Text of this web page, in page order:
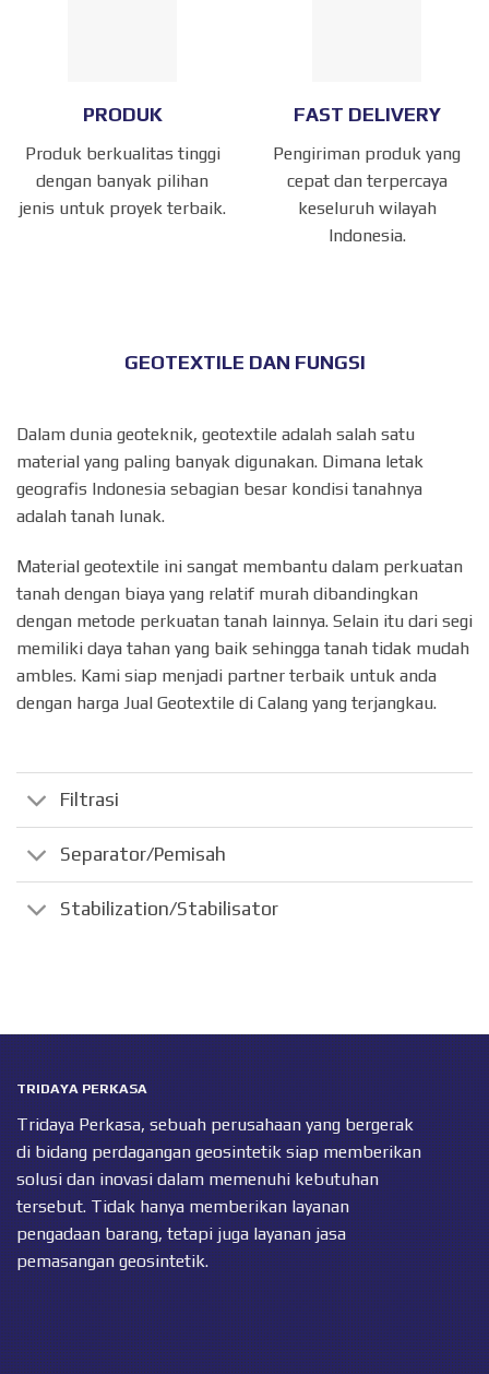
PRODUK
Produk berkualitas tinggi
dengan banyak pilihan
jenis untuk proyek terbaik.
FAST DELIVERY
Pengiriman produk yang
cepat dan terpercaya
keseluruh wilayah
Indonesia.
GEOTEXTILE DAN FUNGSI
Dalam dunia geoteknik, geotextile adalah salah satu
material yang paling banyak digunakan. Dimana letak
geografis Indonesia sebagian besar kondisi tanahnya
adalah tanah lunak.
Material geotextile ini sangat membantu dalam perkuatan
tanah dengan biaya yang relatif murah dibandingkan
dengan metode perkuatan tanah lainnya. Selain itu dari segi
memiliki daya tahan yang baik sehingga tanah tidak mudah
ambles. Kami siap menjadi partner terbaik untuk anda
dengan harga Jual Geotextile di Calang yang terjangkau.
Filtrasi
Separator/Pemisah
Stabilization/Stabilisator
TRIDAYA PERKASA
Tridaya Perkasa, sebuah perusahaan yang bergerak
di bidang perdagangan geosintetik siap memberikan
solusi dan inovasi dalam memenuhi kebutuhan
tersebut. Tidak hanya memberikan layanan
pengadaan barang, tetapi juga layanan jasa
pemasangan geosintetik.